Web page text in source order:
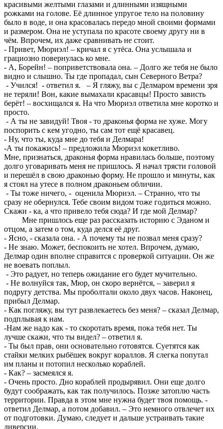
красивыми желтыми глазами и длинными изящными
рожками на голове. Её длинное упругое тело на половину
было в воде, и она красовалась передо мной своими формами
и размером. Она не уступала по красоте своему другу ни в
чём. Впрочем, их даже сравнивать не стоит.
- Привет, Мюриэл! – кричал я с утёса. Она услышала и
грациозно повернулась ко мне.
- А, Борейн! – поприветствовала она. – Долго же тебя не было
видно и слышно. Ты где пропадал, сын Северного Ветра?
- Учился! - ответил я. – Я гляжу, вы с Делмаром времени зря
не теряли! Вон, какие вымахали красавцы! Просто зависть
берёт! – восхищался я. На что Мюриэл ответила мне коротко и
просто.
- А ты не завидуй! Твоя - то драконья форма не хуже. Могу
поспорить с кем угодно, ты сам тот ещё красавец.
- Ну, что ты, куда мне до тебя и Делмара!
-А ты покажись! – предложила Мюриэл кокетливо.
Мне, признаться, драконья форма нравилась больше, поэтому
долго уговаривать меня не пришлось. Я начал трясти головой
и перешёл в свою драконью форму. Не прошло и минуты, как
я стоял на утесе в полном драконьем обличии.
- Ты тоже ничего, - оценила Мюриэл. – Странно, что ты
сразу не обернулся. Тебе своим видом тоже годиться можно.
Скажи - ка, а что привело тебя сюда? И где мой Делмар?
Мне пришлось еще раз рассказать историю с Эданом и
отцом, а затем о том, куда делся её друг.
- Ясно, - сказала она. - А почему ты не позвал меня сразу?
- Не знаю. Может, беспокоить не хотел. Впрочем, думаю,
Делмар один вполне справится с проверкой ситуации. Он же
не воевать поплыл.
- Это радует, но теперь ожидание его будет мучительно.
- Не волнуйся так, Мюр, он скоро вернётся, – заверил я
подругу детства. Мы проболтали около двух часов. Наконец,
прибыл Делмар.
- Как погляжу, вы тут развлекаетесь без меня? – сказал Делмар,
подплывая к нам.
-Нам же надо как - то скоротать время, пока тебя нет. Ты
лучше скажи, что ты видел? – ответил я.
- Ты был прав, они основательно готовятся. Суетятся как
стайки мелких рыбёшек вокруг кораллов. Я слегка попутал
им планы и потопил несколько кораблей.
- Как? – засмеялся я.
- Очень просто. Дно кораблей продырявил. Они еще долго
будут соображать, как так получилось. Позже затоплю часть
территории. Правда в этом мне нужна будет твоя помощь. -
ответил Делмар, а потом добавил. – Это немного отвлечет их
от подготовки. Думаю, следует и дальше устраивать такие
диверсии.